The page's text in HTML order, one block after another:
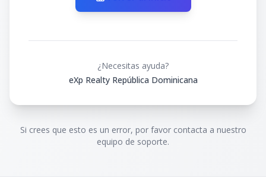
¿Necesitas ayuda?
eXp Realty República Dominicana
Si crees que esto es un error, por favor contacta a nuestro
equipo de soporte.